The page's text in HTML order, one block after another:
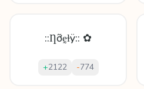
::Ƞỡḛɫÿ:: ✿
+2122 -774